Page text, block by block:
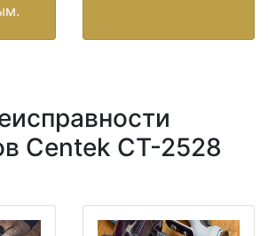
Centek CT-2528